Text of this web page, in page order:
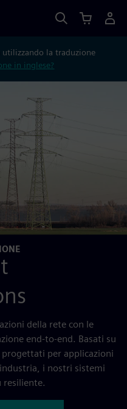
utilizzando la traduzione
in inglese?
della rete con le
end-to-end. Basati su
per applicazioni
i nostri sistemi
resiliente.